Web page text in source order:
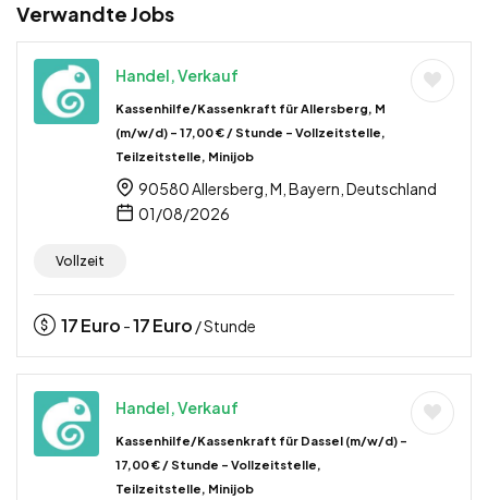
Verwandte Jobs
Handel, Verkauf
Kassenhilfe/Kassenkraft für Allersberg, M
(m/w/d) – 17,00 € / Stunde – Vollzeitstelle,
Teilzeitstelle, Minijob
90580 Allersberg, M, Bayern, Deutschland
01/08/2026
Vollzeit
17Euro -17Euro / Stunde
Handel, Verkauf
Kassenhilfe/Kassenkraft für Dassel (m/w/d) –
17,00 € / Stunde – Vollzeitstelle,
Teilzeitstelle, Minijob